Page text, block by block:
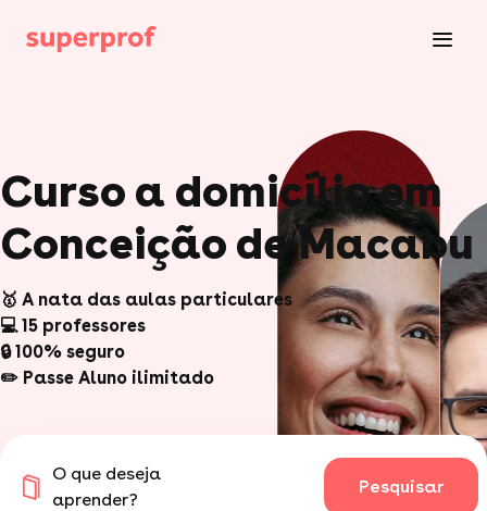
Curso a domicílio em
Conceição de Macabu
🥇 A nata das aulas particulares
💻 15 professores
🔒 100% seguro
✏️ Passe Aluno ilimitado
O que deseja
aprender?
Pesquisar